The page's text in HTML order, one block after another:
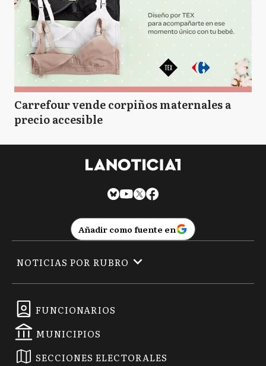
Carrefour vende corpiños maternales a
precio accesible
Añadir como fuente en
FUNCIONARIOS
MUNICIPIOS
SECCIONES ELECTORALES
NOTICIAS POR RUBRO